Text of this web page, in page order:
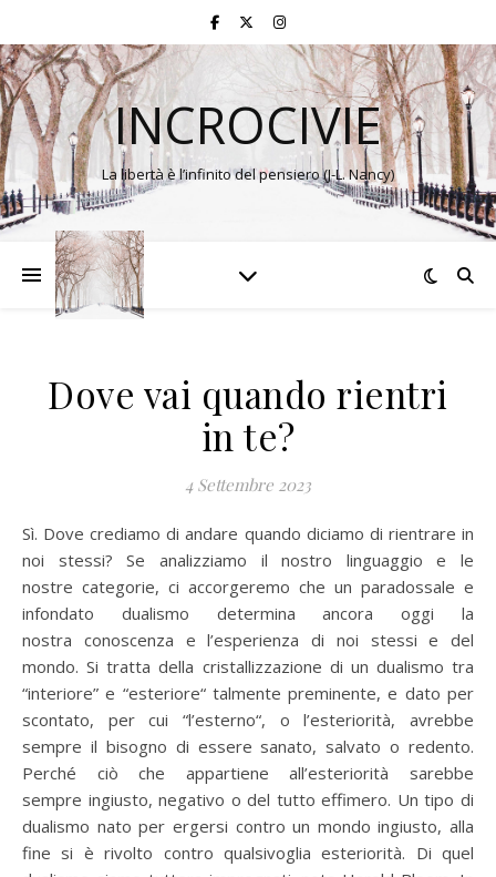
INCROCIVIE
La libertà è l’infinito del pensiero (J-L. Nancy)
Dove vai quando rientri
in te?
4 Settembre 2023
Sì. Dove crediamo di andare quando diciamo di rientrare in
noi stessi? Se analizziamo il nostro linguaggio e le
nostre categorie, ci accorgeremo che un paradossale e
infondato dualismo determina ancora oggi la
nostra conoscenza e l’esperienza di noi stessi e del
mondo. Si tratta della cristallizzazione di un dualismo tra
“interiore” e “esteriore“ talmente preminente, e dato per
scontato, per cui “l’esterno“, o l’esteriorità, avrebbe
sempre il bisogno di essere sanato, salvato o redento.
Perché ciò che appartiene all’esteriorità sarebbe
sempre ingiusto, negativo o del tutto effimero. Un tipo di
dualismo nato per ergersi contro un mondo ingiusto, alla
fine si è rivolto contro qualsivoglia esteriorità. Di quel